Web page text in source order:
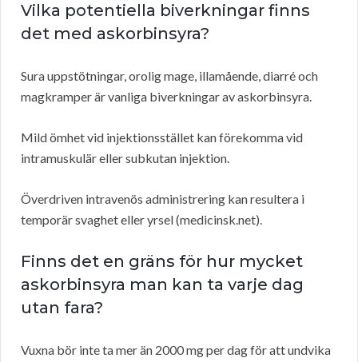
Vilka potentiella biverkningar finns
det med askorbinsyra?
Sura uppstötningar, orolig mage, illamående, diarré och
magkramper är vanliga biverkningar av askorbinsyra.
Mild ömhet vid injektionsstället kan förekomma vid
intramuskulär eller subkutan injektion.
Överdriven intravenös administrering kan resultera i
temporär svaghet eller yrsel (medicinsk.net).
Finns det en gräns för hur mycket
askorbinsyra man kan ta varje dag
utan fara?
Vuxna bör inte ta mer än 2000 mg per dag för att undvika